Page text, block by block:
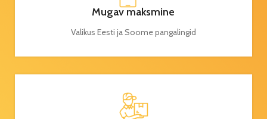
Mugav maksmine
Valikus Eesti ja Soome pangalingid